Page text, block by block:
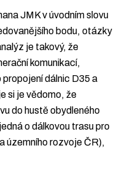
JMK v úvodním slovu
bodu, otázky
je takový, že
komunikací,
propojení dálnic D35 a
si je vědomo, že
do hustě obydleného
o dálkovou trasu pro
územního rozvoje ČR),